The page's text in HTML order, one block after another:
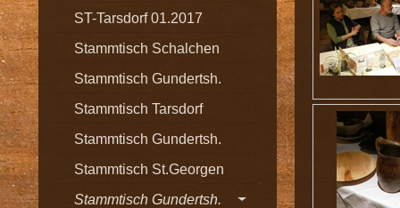
ST-Tarsdorf 01.2017
Stammtisch Schalchen
Stammtisch Gundertsh.
Stammtisch Tarsdorf
Stammtisch Gundertsh.
Stammtisch St.Georgen
Stammtisch Gundertsh.